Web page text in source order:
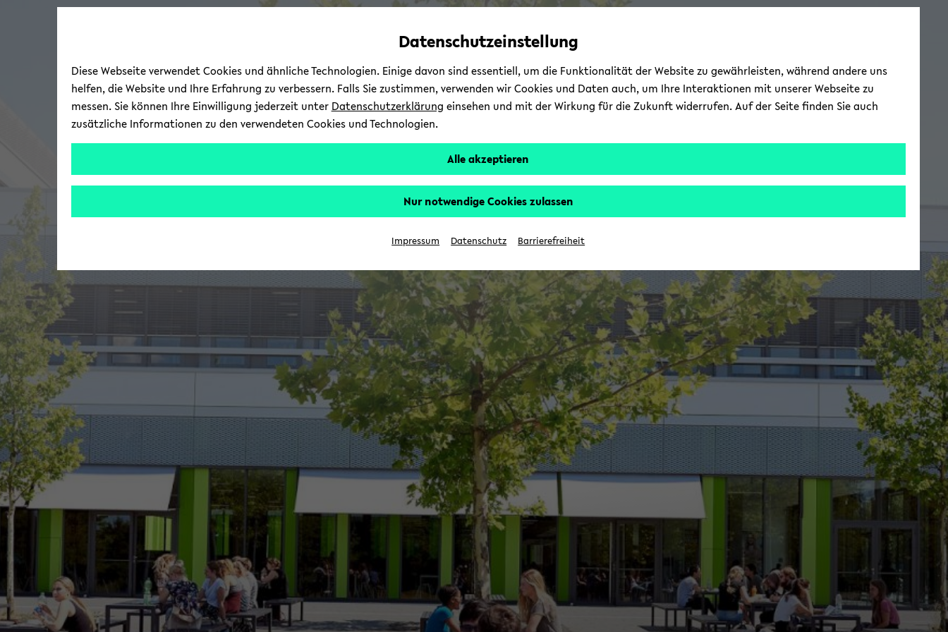
Automatische
vermeiden
zum
wechseln
zum
wechseln
zum
wechseln
Datenschutzeinstellung
Diese Webseite verwendet Cookies und ähnliche Technologien. Einige davon sind essentiell, um die Funktionalität der Website zu gewährleisten, während andere uns
helfen, die Website und Ihre Erfahrung zu verbessern. Falls Sie zustimmen, verwenden wir Cookies und Daten auch, um Ihre Interaktionen mit unserer Webseite zu
messen. Sie können Ihre Einwilligung jederzeit unter Datenschutzerklärung einsehen und mit der Wirkung für die Zukunft widerrufen. Auf der Seite finden Sie auch
zusätzliche Informationen zu den verwendeten Cookies und Technologien.
Alle akzeptieren
Nur notwendige Cookies zulassen
Impressum Datenschutz Barrierefreiheit